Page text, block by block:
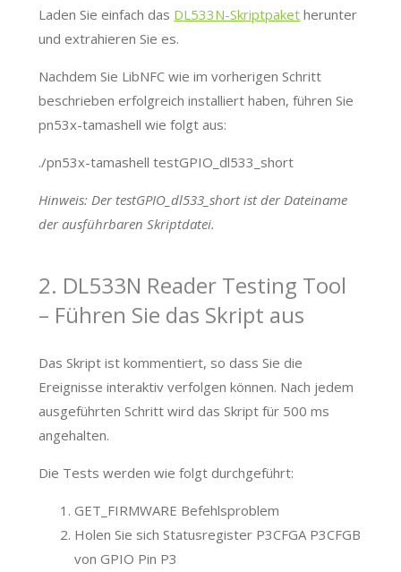
Laden Sie einfach das DL533N-Skriptpaket herunter
und extrahieren Sie es.
Nachdem Sie LibNFC wie im vorherigen Schritt
beschrieben erfolgreich installiert haben, führen Sie
pn53x-tamashell wie folgt aus:
./pn53x-tamashell testGPIO_dl533_short
Hinweis: Der testGPIO_dl533_short ist der Dateiname
der ausführbaren Skriptdatei.
2. DL533N Reader Testing Tool
– Führen Sie das Skript aus
Das Skript ist kommentiert, so dass Sie die
Ereignisse interaktiv verfolgen können. Nach jedem
ausgeführten Schritt wird das Skript für 500 ms
angehalten.
Die Tests werden wie folgt durchgeführt:
GET_FIRMWARE Befehlsproblem
Holen Sie sich Statusregister P3CFGA P3CFGB
von GPIO Pin P3